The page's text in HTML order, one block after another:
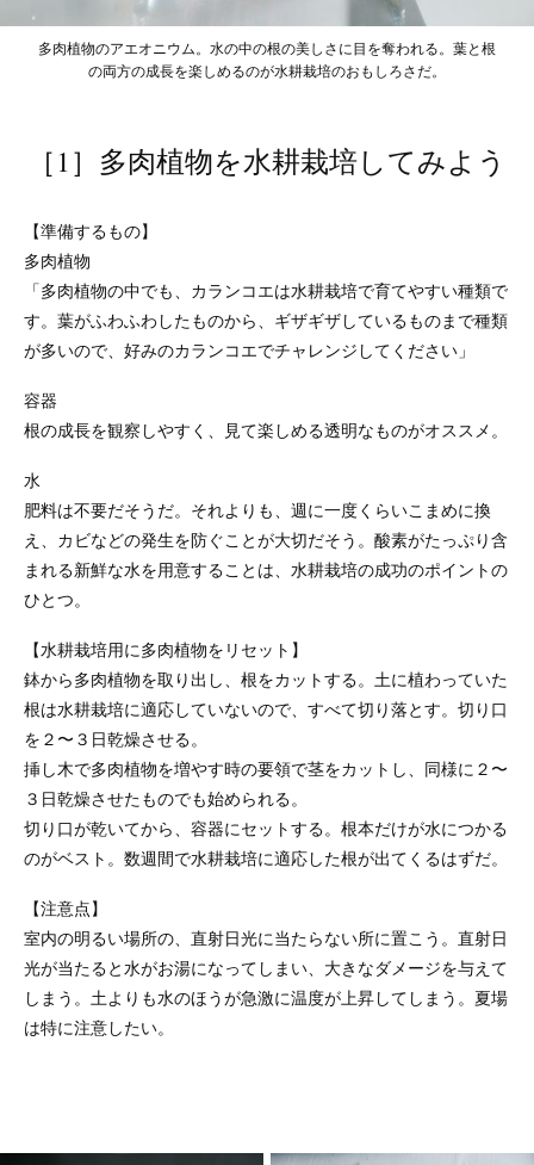
多肉植物のアエオニウム。水の中の根の美しさに目を奪われる。葉と根
の両方の成長を楽しめるのが水耕栽培のおもしろさだ。
［1］多肉植物を水耕栽培してみよう
【準備するもの】
多肉植物
「多肉植物の中でも、カランコエは水耕栽培で育てやすい種類で
す。葉がふわふわしたものから、ギザギザしているものまで種類
が多いので、好みのカランコエでチャレンジしてください」
容器
根の成長を観察しやすく、見て楽しめる透明なものがオススメ。
水
肥料は不要だそうだ。それよりも、週に一度くらいこまめに換
え、カビなどの発生を防ぐことが大切だそう。酸素がたっぷり含
まれる新鮮な水を用意することは、水耕栽培の成功のポイントの
ひとつ。
【水耕栽培用に多肉植物をリセット】
鉢から多肉植物を取り出し、根をカットする。土に植わっていた
根は水耕栽培に適応していないので、すべて切り落とす。切り口
を２〜３日乾燥させる。
挿し木で多肉植物を増やす時の要領で茎をカットし、同様に２〜
３日乾燥させたものでも始められる。
切り口が乾いてから、容器にセットする。根本だけが水につかる
のがベスト。数週間で水耕栽培に適応した根が出てくるはずだ。
【注意点】
室内の明るい場所の、直射日光に当たらない所に置こう。直射日
光が当たると水がお湯になってしまい、大きなダメージを与えて
しまう。土よりも水のほうが急激に温度が上昇してしまう。夏場
は特に注意したい。